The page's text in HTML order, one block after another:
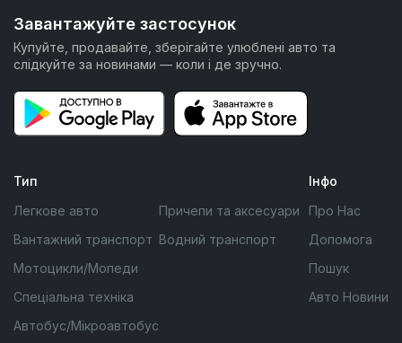
Завантажуйте застосунок
Купуйте, продавайте, зберігайте улюблені авто та
слідкуйте за новинами — коли і де зручно.
Тип
Легкове авто
Вантажний транспорт
Мотоцикли/Мопеди
Спеціальна техніка
Автобус/Мікроавтобус
Причепи та аксесуари
Водний транспорт
Інфо
Про Нас
Допомога
Пошук
Авто Новини